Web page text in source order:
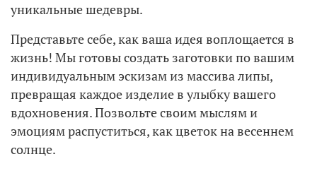
уникальные шедевры.
Представьте себе, как ваша идея воплощается в
жизнь! Мы готовы создать заготовки по вашим
индивидуальным эскизам из массива липы,
превращая каждое изделие в улыбку вашего
вдохновения. Позвольте своим мыслям и
эмоциям распуститься, как цветок на весеннем
солнце.